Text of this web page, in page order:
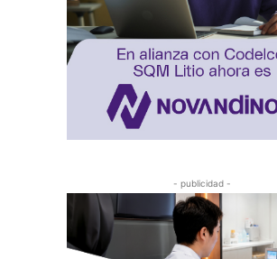
- publicidad -